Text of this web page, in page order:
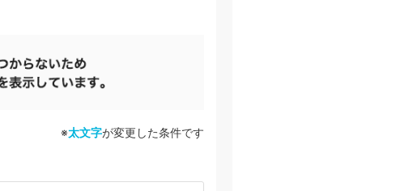
※太文字が変更した条件です